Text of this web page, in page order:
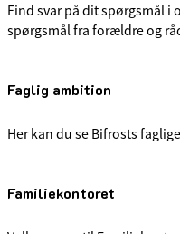
Find svar på dit spørgsmål i
spørgsmål fra forældre og
Faglig ambition
Her kan du se Bifrosts
Familiekontoret